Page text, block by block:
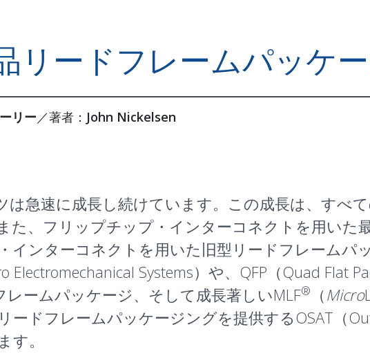
リードフレームパッケ
リー／著者： John Nickelsen
は急速に成長し続けています。この成長は、すべ
、 フリップチップ ・インターコネクトを用いた
インターコネクトを用いた旧型リードフレームパ
Electromechanical Systems）や、 QFP （Quad Flat
レームパッケージ、そして成長著しいMLF® （Micro
ードフレームパッケージングを提供するOSAT（
。